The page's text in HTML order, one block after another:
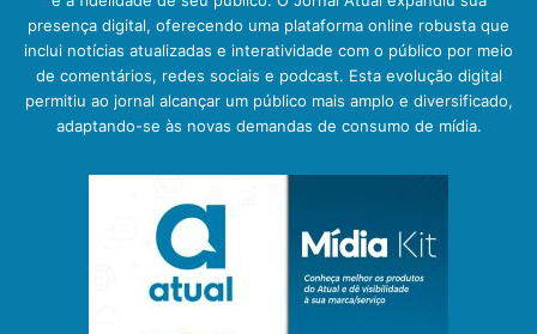
presença digital, oferecendo uma plataforma online robusta que
inclui notícias atualizadas e interatividade com o público por meio
de comentários, redes sociais e podcast. Esta evolução digital
permitiu ao jornal alcançar um público mais amplo e diversificado,
adaptando-se às novas demandas de consumo de mídia.